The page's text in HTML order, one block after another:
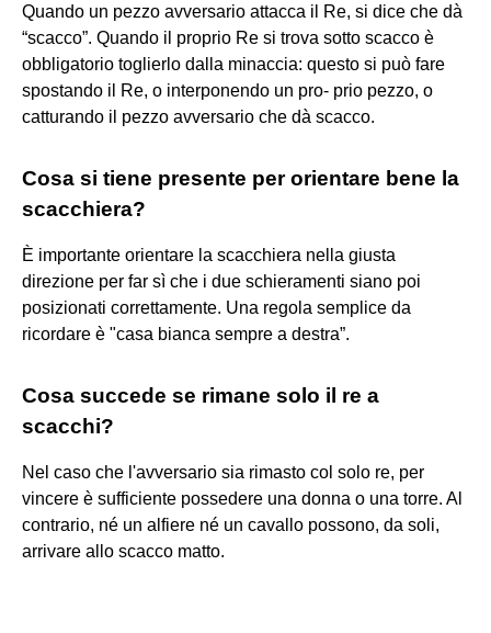
Quando un pezzo avversario attacca il Re, si dice che dà
“scacco”. Quando il proprio Re si trova sotto scacco è
obbligatorio toglierlo dalla minaccia: questo si può fare
spostando il Re, o interponendo un pro- prio pezzo, o
catturando il pezzo avversario che dà scacco.
Cosa si tiene presente per orientare bene la
scacchiera?
È importante orientare la scacchiera nella giusta
direzione per far sì che i due schieramenti siano poi
posizionati correttamente. Una regola semplice da
ricordare è "casa bianca sempre a destra”.
Cosa succede se rimane solo il re a
scacchi?
Nel caso che l'avversario sia rimasto col solo re, per
vincere è sufficiente possedere una donna o una torre. Al
contrario, né un alfiere né un cavallo possono, da soli,
arrivare allo scacco matto.